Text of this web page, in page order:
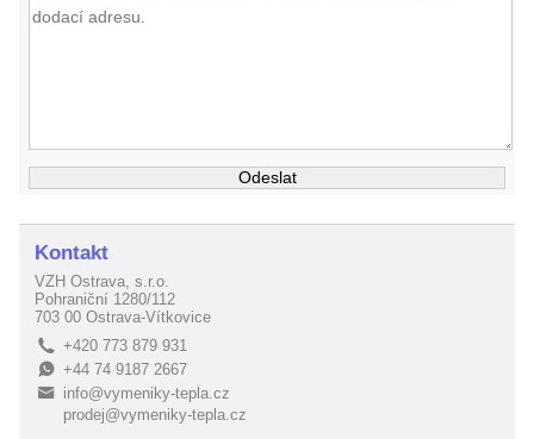
Kontakt
VZH Ostrava, s.r.o.
Pohraniční 1280/112
703 00 Ostrava-Vítkovice
L +420 773 879 931
E+44 74 9187 2667
B
info@vymeniky-tepla.cz
prodej@vymeniky-tepla.cz